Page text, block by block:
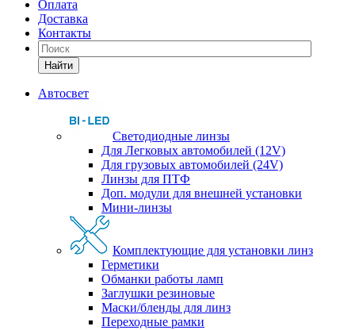
Оплата
Доставка
Контакты
Найти
Автосвет
Светодиодные линзы
Для Легковых автомобилей (12V)
Для грузовых автомобилей (24V)
Линзы для ПТФ
Доп. модули для внешней установки
Мини-линзы
Комплектующие для установки линз
Герметики
Обманки работы ламп
Заглушки резиновые
Маски/бленды для линз
Переходные рамки